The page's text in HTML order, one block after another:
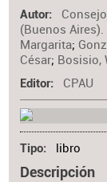
Autor
(Buenos
Margarita;
César; Bosisio,
Editor CPAU
Tipo libro
Descripción